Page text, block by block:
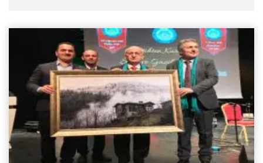
Geziler
Seminerler
Organizasyonlar